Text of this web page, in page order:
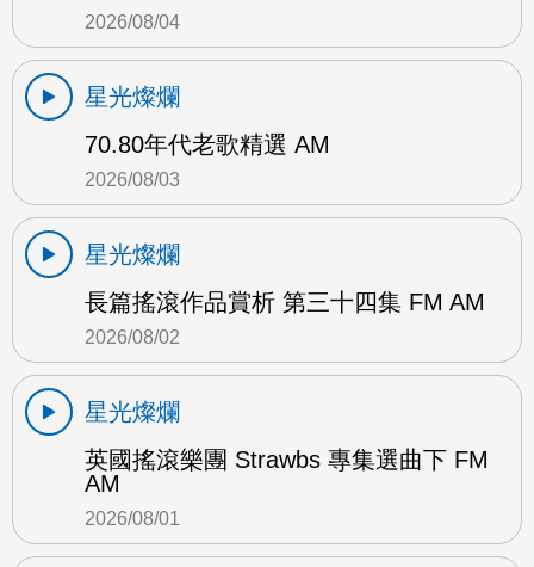
2026/08/04
星光燦爛
70.80年代老歌精選 AM
2026/08/03
星光燦爛
長篇搖滾作品賞析 第三十四集 FM AM
2026/08/02
星光燦爛
英國搖滾樂團 Strawbs 專集選曲下 FM
AM
2026/08/01